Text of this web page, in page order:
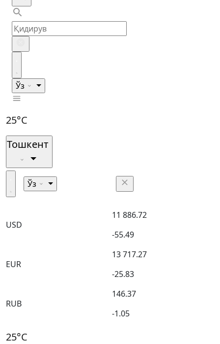
Ўз
25°C
Тошкент
Ўз
USD
11 886.72
-55.49
EUR
13 717.27
-25.83
RUB
146.37
-1.05
25°C